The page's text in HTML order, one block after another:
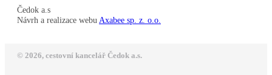
Čedok a.s
Návrh a realizace webu Axabee sp. z. o.o.
© 2026, cestovní kancelář Čedok a.s.